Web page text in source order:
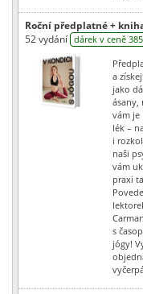
Roční předplatné +
52 vydání dárek v ceně
a
jako
ásany,
vám je
lék –
i
naši
vám
praxi
s
jógy!